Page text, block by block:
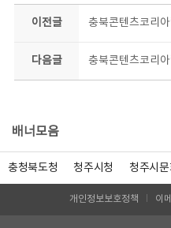
이전글 충북콘텐츠코리
다음글 충북콘텐츠코리
배너모음
충청북도청 청주시청 청주시
개인정보보호정책 이